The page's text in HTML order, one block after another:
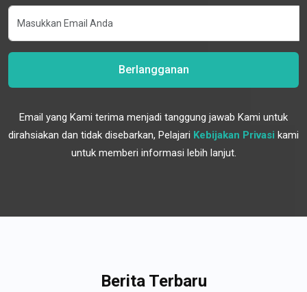
Berlangganan
Email yang Kami terima menjadi tanggung jawab Kami untuk
dirahsiakan dan tidak disebarkan, Pelajari Kebijakan Privasi kami
untuk memberi informasi lebih lanjut.
Berita Terbaru